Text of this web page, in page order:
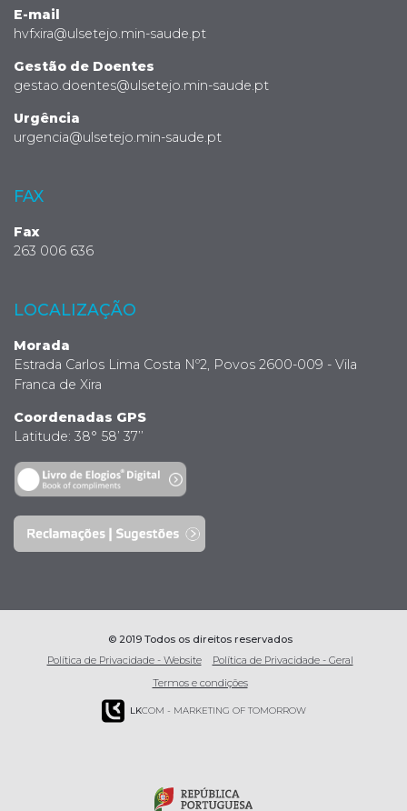
E-mail
hvfxira@ulsetejo.min-saude.pt
Gestão de Doentes
gestao.doentes@ulsetejo.min-saude.pt
Urgência
urgencia@ulsetejo.min-saude.pt
FAX
Fax
263 006 636
LOCALIZAÇÃO
Morada
Estrada Carlos Lima Costa Nº2, Povos 2600-009 - Vila
Franca de Xira
Coordenadas GPS
Latitude: 38° 58’ 37’’
© 2019 Todos os direitos reservados
Política de Privacidade - Website
Política de Privacidade - Geral
Termos e condições
LKCOM - MARKETING OF TOMORROW